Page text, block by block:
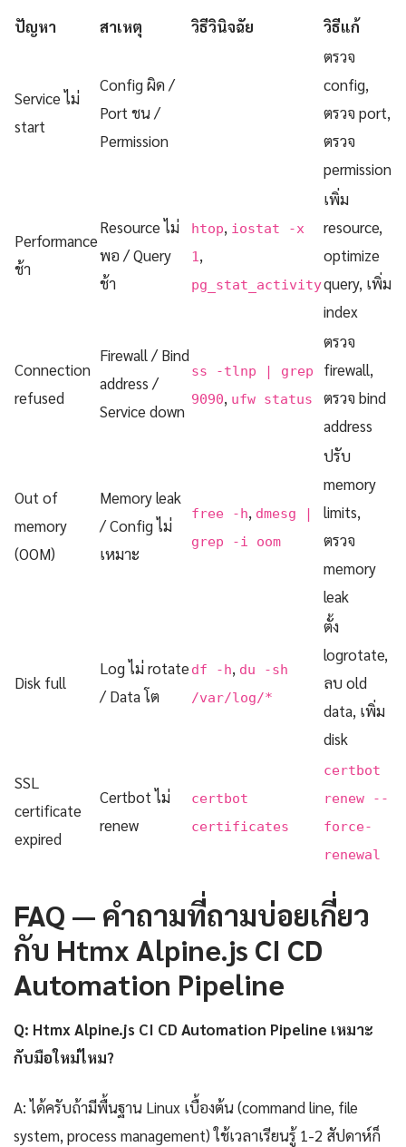
ปัญหา สาเหตุ วิธีวินิจฉัย วิธีแก้
Service ไม่
start
Config ผิด /
Port ชน /
Permission
ตรวจ
config,
ตรวจ port,
ตรวจ
permission
Performance
ช้า
Resource ไม่
พอ / Query
ช้า
htop, iostat -x
1 ,
pg_stat_activity
เพิ่ม
resource,
optimize
query, เพิ่ม
index
Connection
refused
Firewall / Bind
address /
Service down
ss -tlnp | grep
9090, ufw status
ตรวจ
firewall,
ตรวจ bind
address
Out of
memory
(OOM)
Memory leak
/ Config ไม่
เหมาะ
free -h, dmesg |
grep -i oom
ปรับ
memory
limits,
ตรวจ
memory
leak
Disk full
Log ไม่ rotate
/ Data โต
df -h, du -sh
/var/log/*
ตั้ง
logrotate,
ลบ old
data, เพิ่ม
disk
SSL
certificate
expired
Certbot ไม่
renew
certbot
certificates
certbot
renew --
force-
renewal
FAQ — คำถามที่ถามบ่อยเกี่ยว
กับ Htmx Alpine.js CI CD
Automation Pipeline
Q: Htmx Alpine.js CI CD Automation Pipeline เหมาะ
กับมือใหม่ไหม?
A: ได้ครับถ้ามีพื้นฐาน Linux เบื้องต้น (command line, file
system, process management) ใช้เวลาเรียนรู้ 1-2 สัปดาห์ก็